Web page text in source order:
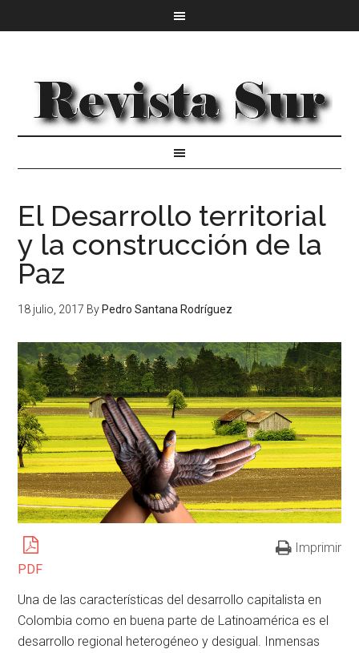
El Desarrollo territorial
y la construcción de la
Paz
18 julio, 2017 By Pedro Santana Rodríguez
PDF
Imprimir
Una de las características del desarrollo capitalista en
Colombia como en buena parte de Latinoamérica es el
desarrollo regional heterogéneo y desigual. Inmensas